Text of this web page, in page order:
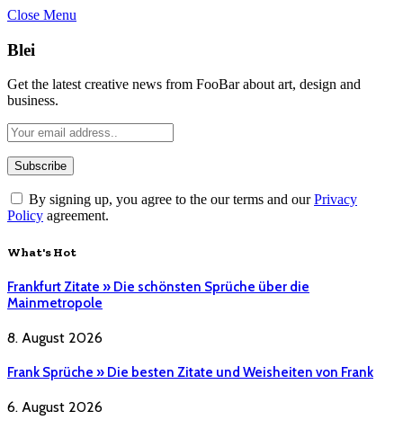
Close Menu
Blei
Get the latest creative news from FooBar about art, design and
business.
By signing up, you agree to the our terms and ourPrivacy
Policy agreement.
What's Hot
Frankfurt Zitate » Die schönsten Sprüche über die
Mainmetropole
8. August 2026
Frank Sprüche » Die besten Zitate und Weisheiten von Frank
6. August 2026